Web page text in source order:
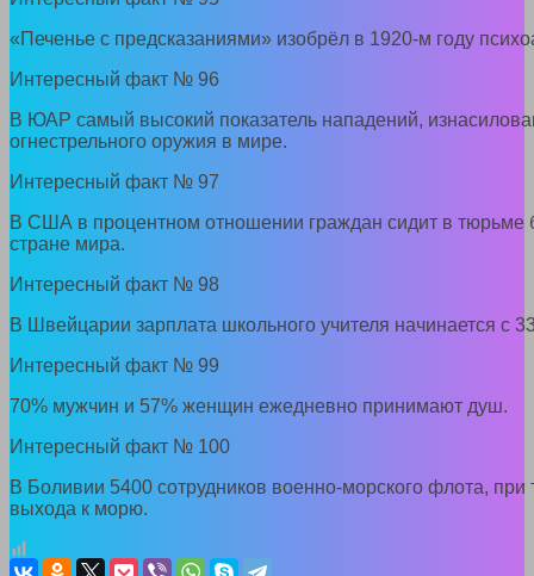
«Печенье с предсказаниями» изобрёл в 1920-м году
Интересный факт № 96
В ЮАР самый высокий показатель нападений,
огнестрельного оружия в мире.
Интересный факт № 97
В США в процентном отношении граждан сидит в тюрьме
стране мира.
Интересный факт № 98
В Швейцарии зарплата школьного учителя начинается с
Интересный факт № 99
70% мужчин и 57% женщин ежедневно принимают душ.
Интересный факт № 100
В Боливии 5400 сотрудников военно-морского флота, при
выхода к морю.